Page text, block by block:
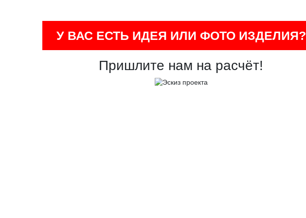
У ВАС ЕСТЬ ИДЕЯ ИЛИ ФОТО ИЗДЕЛИЯ?
Пришлите нам на расчёт!